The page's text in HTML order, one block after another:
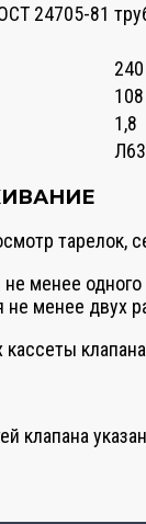
24705-81
240
108
1,8
Л63
тарелок,
менее
не менее двух
кассеты
клапана